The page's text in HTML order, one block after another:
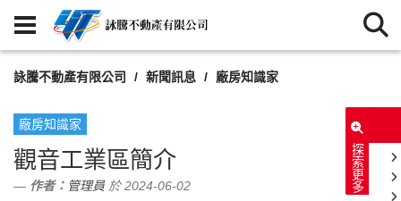
探索更多
詠騰不動產有限公司 新聞訊息 廠房知識家
廠房知識家
觀音工業區簡介
作者： 管理員 於 2024-06-02